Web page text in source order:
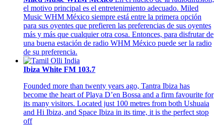
el motivo principal es el entretenimiento adecuado. Miled
Music WHM México siempre está entre la primera opción
para sus oyentes que prefieren las preferencias de sus oyentes
más y más que cualquier otra cosa. Entonces, para disfrutar de
una buena estación de radio WHM México puede ser la radio
de su preferencia.
Ibiza White FM 103.7
Founded more than twenty years ago, Tantra Ibiza has
become the heart of Playa D’en Bossa and a firm favourite for
its many visitors. Located just 100 metres from both Ushuaia
and Hi Ibiza, and Space Ibiza in its time, it is the perfect stop
off